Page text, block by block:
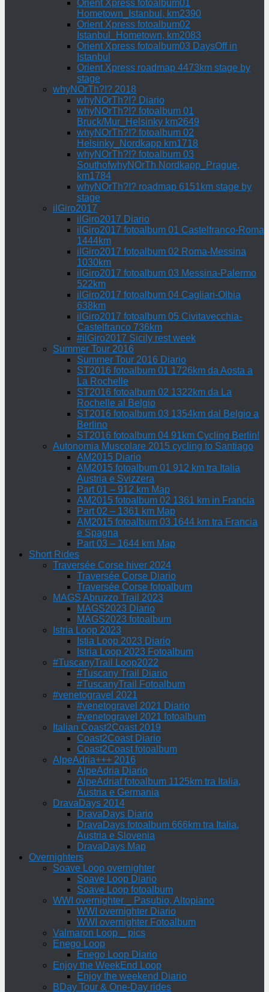
Orient Xpress fotoalbum01
Hometown_Istanbul, km2390
Orient Xpress fotoalbum02
Istanbul_Hometown, km2083
Orient Xpress fotoalbum03 DaysOff in
Istanbul
Orient Xpress roadmap 4473km stage by
stage
whyNOrTh?!? 2018
whyNOrTh?!? Diario
whyNOrTh?!? fotoalbum 01
Bruck/Mur_Helsinky km2649
whyNOrTh?!? fotoalbum 02
Helsinky_Nordkapp km1718
whyNOrTh?!? fotoalbum 03
SouthofwhyNOrTh Nordkapp_Prague,
km1784
whyNOrTh?!? roadmap 6151km stage by
stage
ilGiro2017
ilGiro2017 Diario
ilGiro2017 fotoalbum 01 Castelfranco-Roma
1444km
ilGiro2017 fotoalbum 02 Roma-Messina
1030km
ilGiro2017 fotoalbum 03 Messina-Palermo
522km
ilGiro2017 fotoalbum 04 Cagliari-Olbia
638km
ilGiro2017 fotoalbum 05 Civitavecchia-
Castelfranco 736km
#ilGiro2017 Sicily rest week
Summer Tour 2016
Summer Tour 2016 Diario
ST2016 fotoalbum 01 1726km da Aosta a
La Rochelle
ST2016 fotoalbum 02 1322km da La
Rochelle al Belgio
ST2016 fotoalbum 03 1354km dal Belgio a
Berlino
ST2016 fotoalbum 04 91km Cycling Berlin!
Autonomia Muscolare 2015 cycling to Santiago
AM2015 Diario
AM2015 fotoalbum 01 912 km tra Italia
Austria e Svizzera
Part 01 – 912 km Map
AM2015 fotoalbum 02 1361 km in Francia
Part 02 – 1361 km Map
AM2015 fotoalbum 03 1644 km tra Francia
e Spagna
Part 03 – 1644 km Map
Short Rides
Traversée Corse hiver 2024
Traversée Corse Diario
Traversée Corse fotoalbum
MAGS Abruzzo Trail 2023
MAGS2023 Diario
MAGS2023 fotoalbum
Istria Loop 2023
Istia Loop 2023 Diario
Istria Loop 2023 Fotoalbum
#TuscanyTrail Loop2022
#Tuscany Trail Diario
#TuscanyTrail Fotoalbum
#venetogravel 2021
#venetogravel 2021 Diario
#venetogravel 2021 fotoalbum
Italian Coast2Coast 2019
Coast2Coast Diario
Coast2Coast fotoalbum
AlpeAdria+++ 2016
AlpeAdria Diario
AlpeAdriaf fotoalbum 1125km tra Italia,
Austria e Germania
DravaDays 2014
DravaDays Diario
DravaDays fotoalbum 666km tra Italia,
Austria e Slovenia
DravaDays Map
Overnighters
Soave Loop overnighter
Soave Loop Diario
Soave Loop fotoalbum
WWI overnighter _ Pasubio, Altopiano
WWI overnighter Diario
WWI overnighter Fotoalbum
Valmaron Loop _ pics
Enego Loop
Enego Loop Diario
Enjoy the WeekEnd Loop
Enjoy the weekend Diario
BDay Tour & One-Day rides